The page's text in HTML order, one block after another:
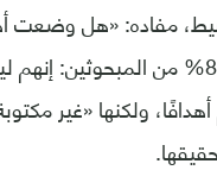
مفاده: «هل